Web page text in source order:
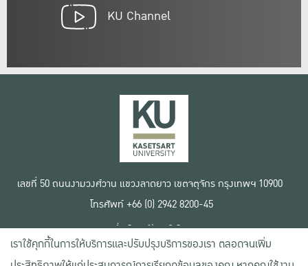
KU Channel
เลขที่ 50 ถนนงามวงศ์วาน แขวงลาดยาว เขตจตุจักร กรุงเทพฯ 10900
โทรศัพท์ +66 (0) 2942 8200-45
เงื่อนไขการใช้งานเว็บไซต์
ข้อตกลงด้านสิทธิ์ใช้งาน
นโยบายความเป็นส่วนตัว
เราใช้คุกกี้ในการให้บริการและปรับปรุงบริการของเรา ตลอดจนเพิ่ม